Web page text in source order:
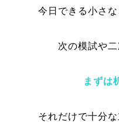
今日できる小さ
次の模試や二
まずは
それだけで十分